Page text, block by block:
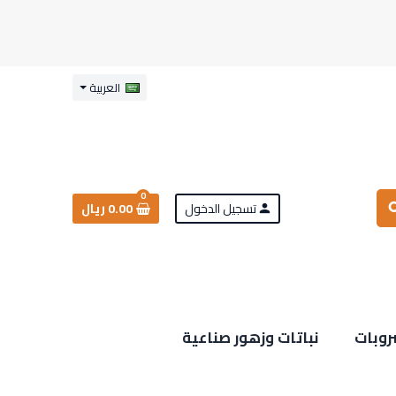
العربية
person تسجيل الدخول
0
0.00 ريال
نباتات وزهور صناعية